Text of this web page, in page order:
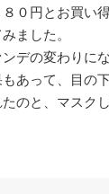
０円とお買い
ました。
ンデの変わりに
あって、目の
のと、マスク